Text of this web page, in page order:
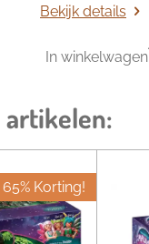
Bekijk details
In winkelwagen
artikelen:
65% Korting!